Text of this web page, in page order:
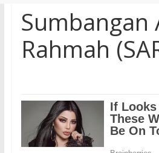
Sumbangan
Rahmah